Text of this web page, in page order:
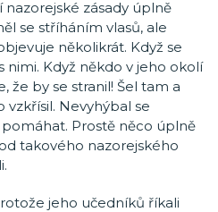
nazorejské zásady úplně
se stříháním vlasů, ale
několikrát. Když se
nimi. Když někdo v jeho okolí
že by se stranil! Šel tam a
Nevyhýbal se
Prostě něco úplně
takového nazorejského
jeho učedníků říkali